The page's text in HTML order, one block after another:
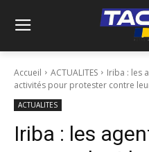
Accueil ACTUALITES
Iriba : les
activités pour protester contre
ACTUALITES
Iriba : les